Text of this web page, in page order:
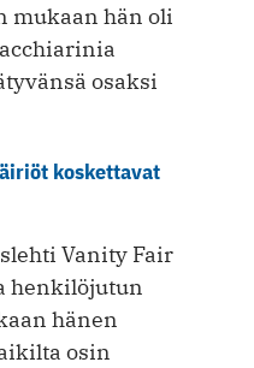
mukaan hän oli
osaksi
koskettavat
Vanity Fair
henkilöjutun
hänen
osin